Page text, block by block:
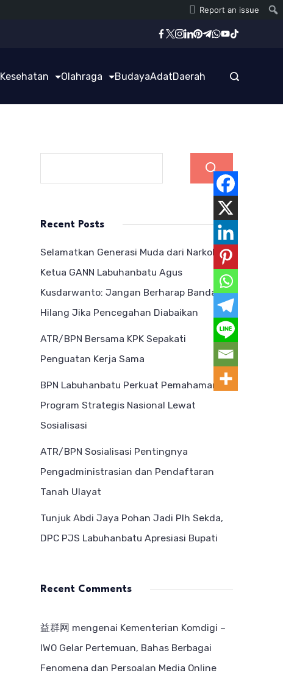
Report an issue
Kesehatan Olahraga BudayaAdatDaerah
Recent Posts
Selamatkan Generasi Muda dari Narkoba,
Ketua GANN Labuhanbatu Agus
Kusdarwanto: Jangan Berharap Bandar
Hilang Jika Pencegahan Diabaikan
ATR/BPN Bersama KPK Sepakati
Penguatan Kerja Sama
BPN Labuhanbatu Perkuat Pemahaman
Program Strategis Nasional Lewat
Sosialisasi
ATR/BPN Sosialisasi Pentingnya
Pengadministrasian dan Pendaftaran
Tanah Ulayat
Tunjuk Abdi Jaya Pohan Jadi Plh Sekda,
DPC PJS Labuhanbatu Apresiasi Bupati
Recent Comments
益群网 mengenai Kementerian Komdigi –
IWO Gelar Pertemuan, Bahas Berbagai
Fenomena dan Persoalan Media Online